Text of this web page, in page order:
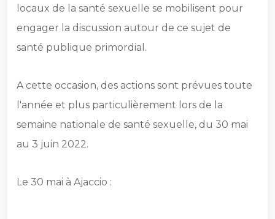
locaux de la santé sexuelle se mobilisent pour
engager la discussion autour de ce sujet de
santé publique primordial.
A cette occasion, des actions sont prévues toute
l'année et plus particulièrement lors de la
semaine nationale de santé sexuelle, du 30 mai
au 3 juin 2022.
Le 30 mai à Ajaccio :